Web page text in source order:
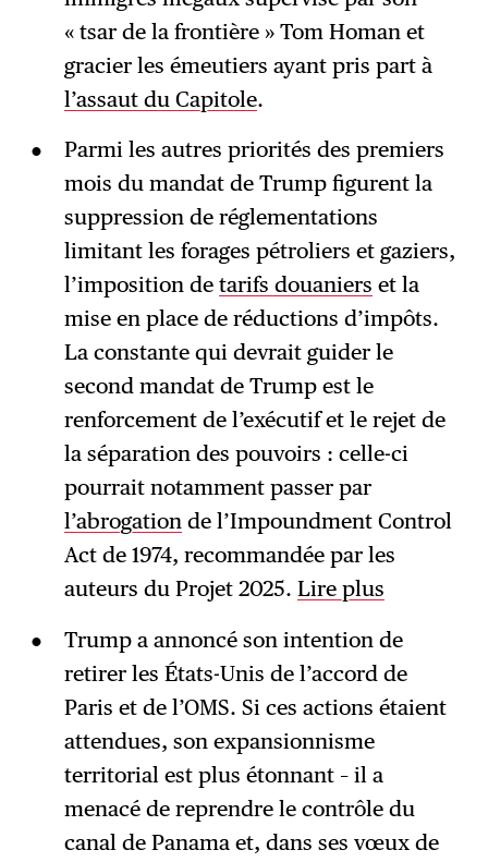
« tsar de la frontière » Tom Homan et
gracier les émeutiers ayant pris part à
l’assaut du Capitole.
Parmi les autres priorités des premiers
mois du mandat de Trump figurent la
suppression de réglementations
limitant les forages pétroliers et gaziers,
l’imposition de tarifs douaniers et la
mise en place de réductions d’impôts.
La constante qui devrait guider le
second mandat de Trump est le
renforcement de l’exécutif et le rejet de
la séparation des pouvoirs : celle-ci
pourrait notamment passer par
l’abrogationde l’Impoundment Control
Act de 1974, recommandée par les
auteurs du Projet 2025. Lire plus
Trump a annoncé son intention de
retirer les États-Unis de l’accord de
Paris et de l’OMS. Si ces actions étaient
attendues, son expansionnisme
territorial est plus étonnant – il a
menacé de reprendre le contrôle du
canal de Panama et, dans ses vœux de